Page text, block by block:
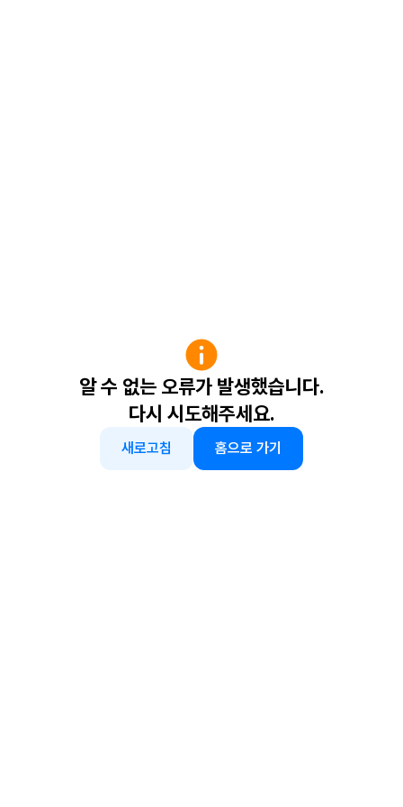
알 수 없는 오류가 발생했습니다.
다시 시도해주세요.
새로고침 홈으로 가기